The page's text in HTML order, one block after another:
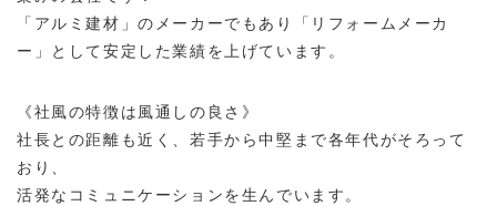
「アルミ建材」のメーカーでもあり「リフォームメーカ
ー」として安定した業績を上げています。
《社風の特徴は風通しの良さ》
社長との距離も近く、若手から中堅まで各年代がそろって
おり、
活発なコミュニケーションを生んでいます。